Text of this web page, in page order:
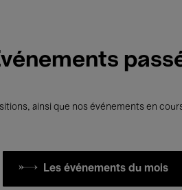
ainsi que nos événements en
Les événements du mois